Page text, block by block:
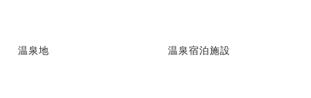
温泉地 温泉宿泊施設